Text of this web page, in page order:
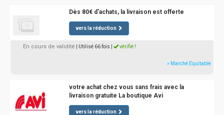
Dès 80€ d'achats, la livraison est offerte
vers la réduction
En cours de validité | Utilisé 66 fois vérifié !
» Marché Equitable
votre achat chez vous sans frais avec la
livraison gratuite La boutique Avi
vers la réduction